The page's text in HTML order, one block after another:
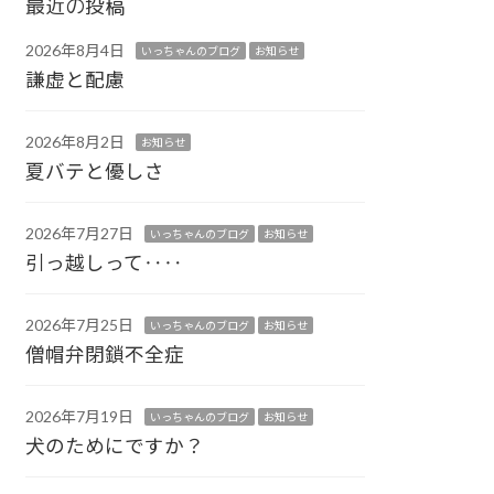
最近の投稿
2026年8月4日 いっちゃんのブログ お知らせ
謙虚と配慮
2026年8月2日 お知らせ
夏バテと優しさ
2026年7月27日 いっちゃんのブログ お知らせ
引っ越しって‥‥
2026年7月25日 いっちゃんのブログ お知らせ
僧帽弁閉鎖不全症
2026年7月19日 いっちゃんのブログ お知らせ
犬のためにですか？